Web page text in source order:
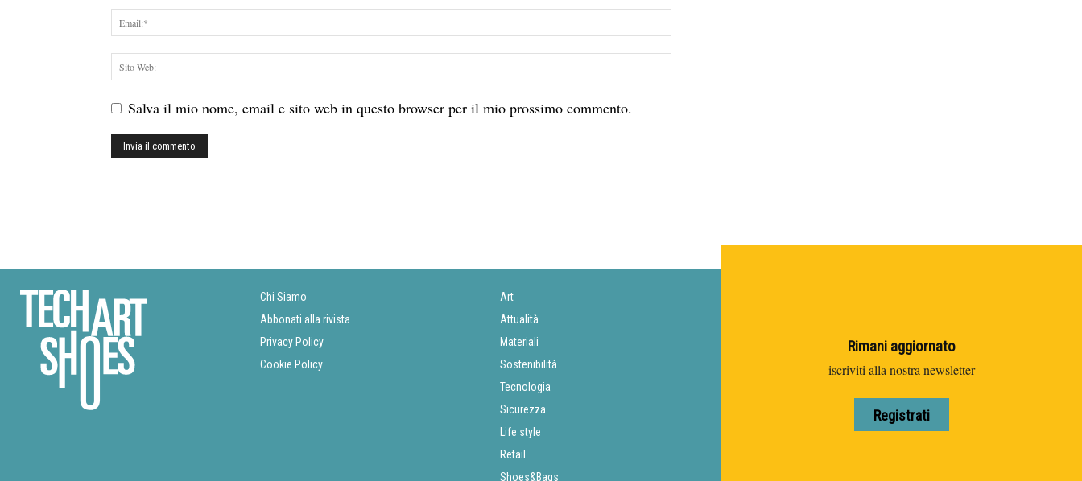
Salva il mio nome, email e sito web in questo browser per il mio prossimo commento.
Chi Siamo
Abbonati alla rivista
Privacy Policy
Cookie Policy
Art
Attualità
Materiali
Sostenibilità
Tecnologia
Sicurezza
Life style
Retail
Shoes&Bags
Rimani aggiornato
iscriviti alla nostra newsletter
Registrati